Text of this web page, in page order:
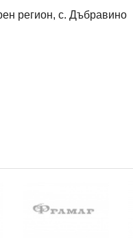
регион, с. Дъбравино